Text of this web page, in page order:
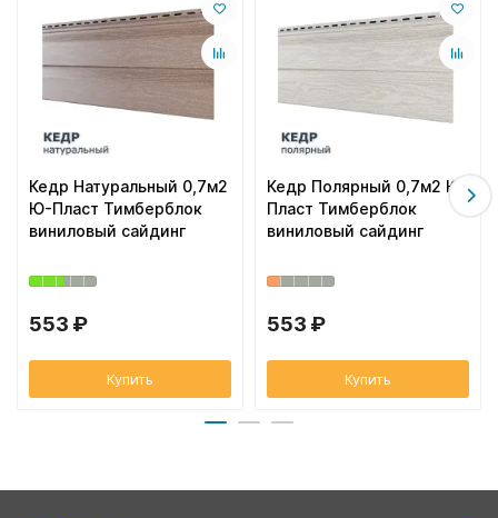
Кедр Натуральный 0,7м2
Ю-Пласт Тимберблок
виниловый сайдинг
553 ₽
Купить
Кедр Полярный 0,7м2 Ю-
Пласт Тимберблок
виниловый сайдинг
553 ₽
Купить